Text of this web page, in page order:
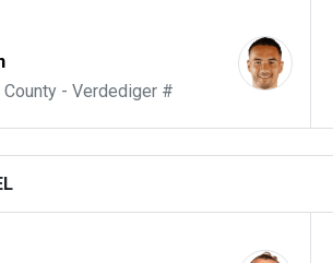
County - Verdediger #